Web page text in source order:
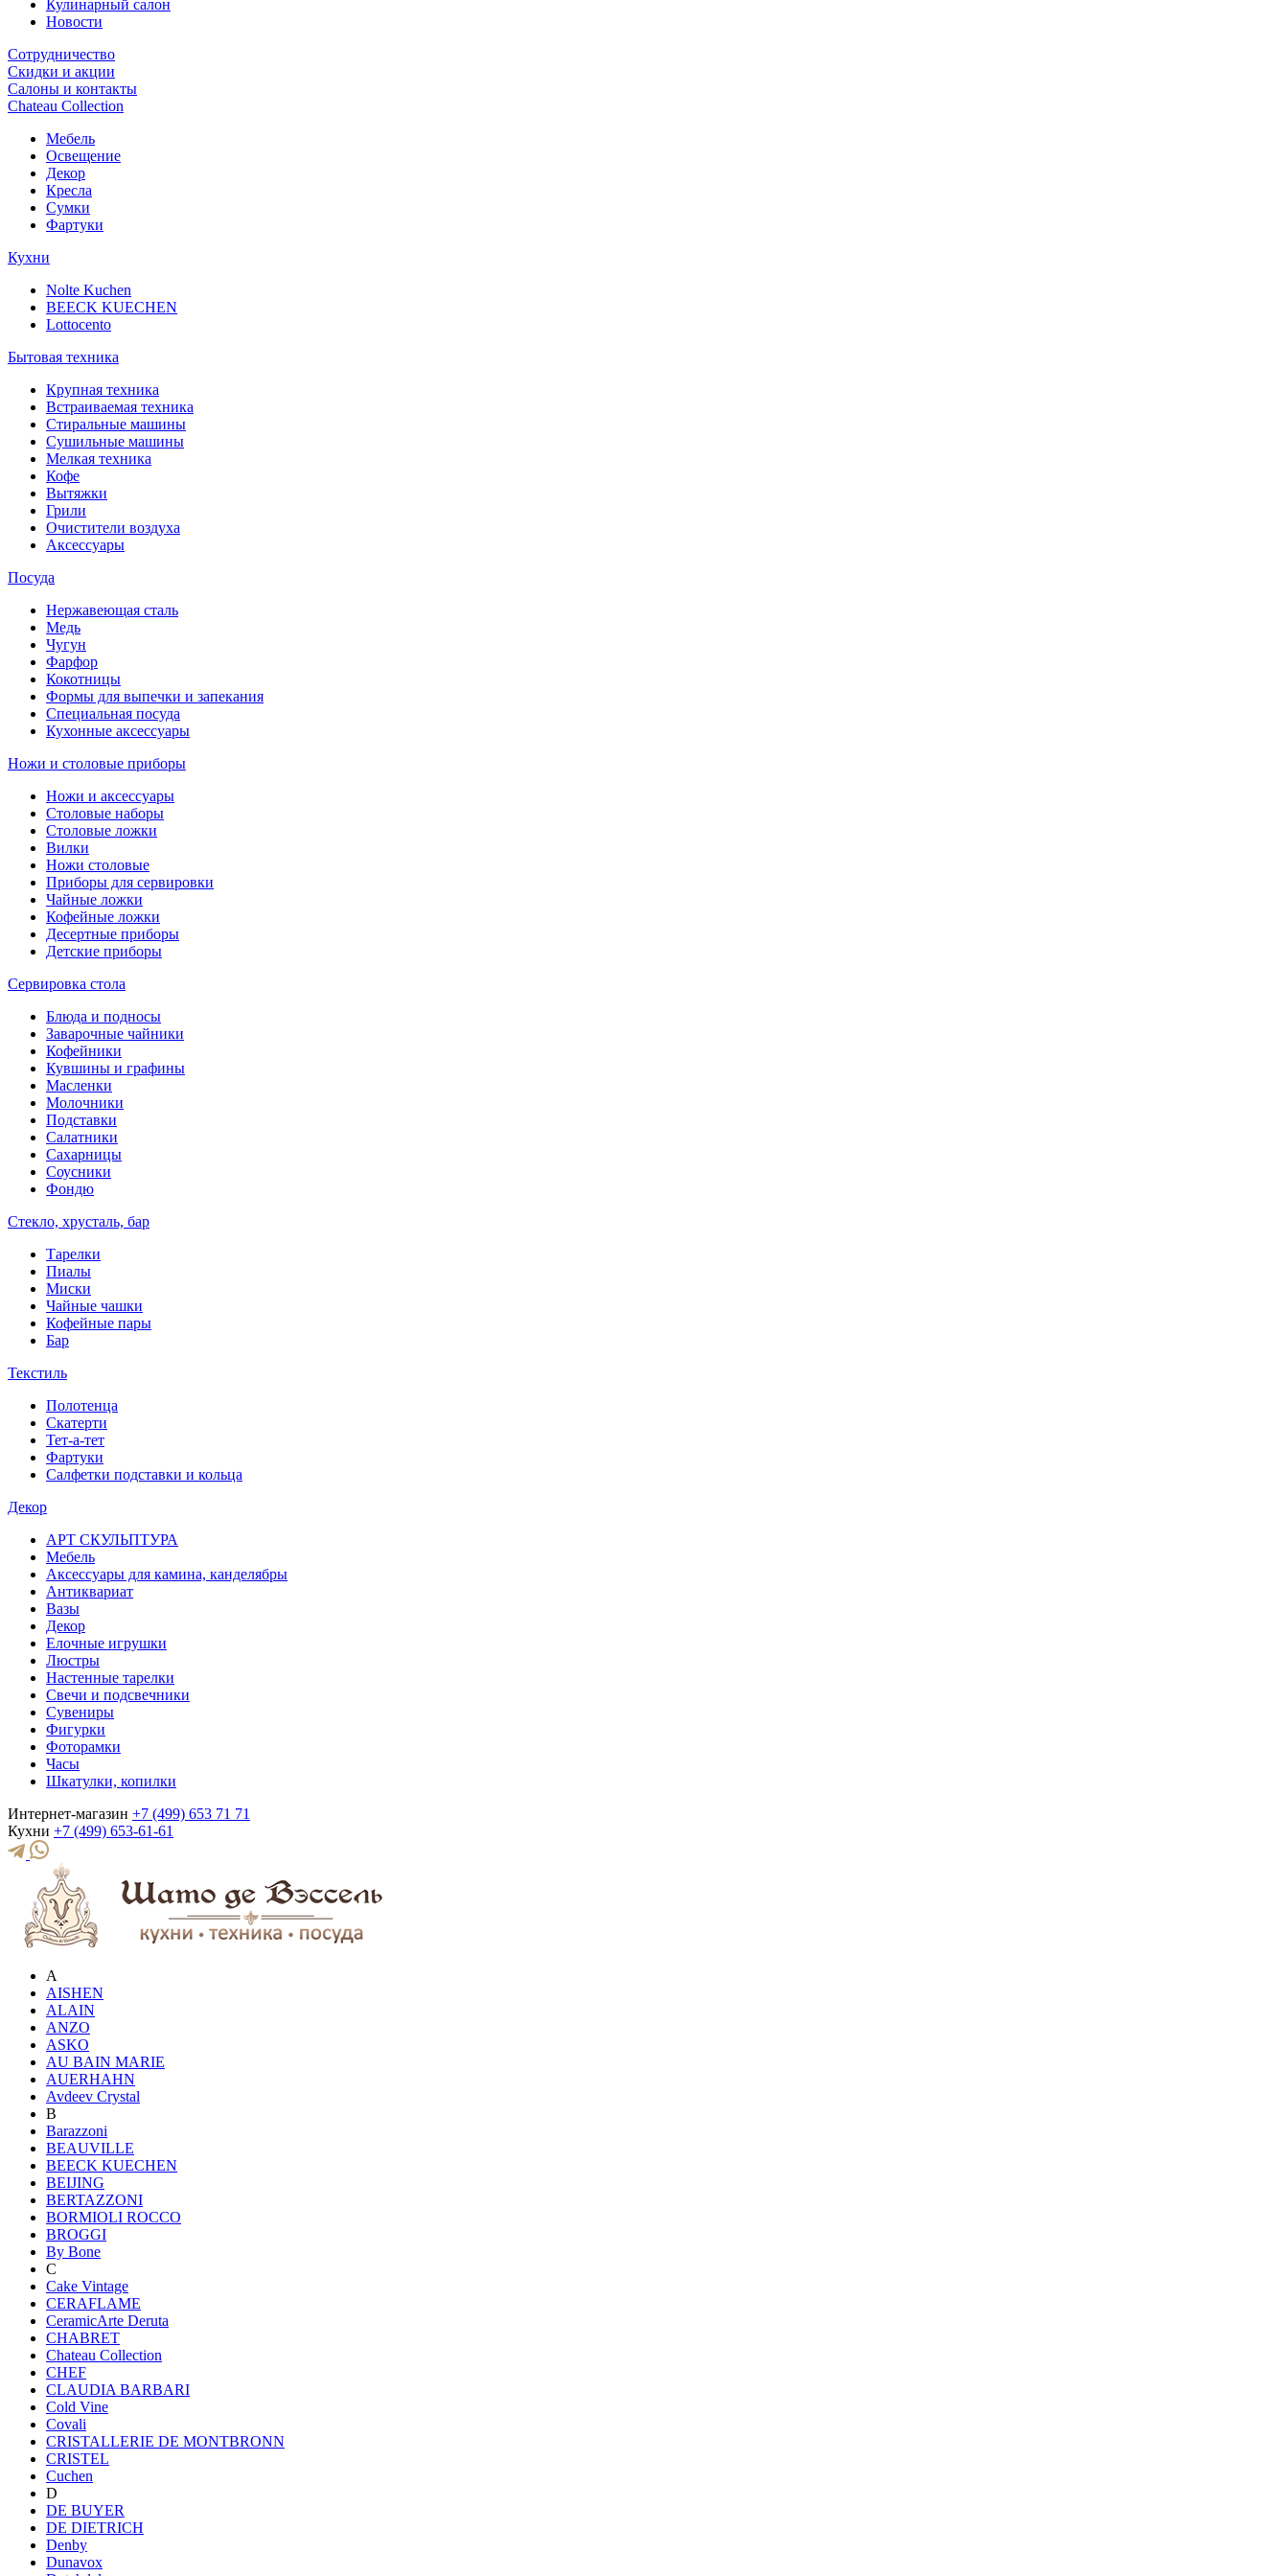
Кулинарный салон
Новости
Сотрудничество
Скидки и акции
Салоны и контакты
Chateau Collection
Мебель
Освещение
Декор
Кресла
Сумки
Фартуки
Кухни
Nolte Kuchen
BEECK KUECHEN
Lottocento
Бытовая техника
Крупная техника
Встраиваемая техника
Стиральные машины
Сушильные машины
Мелкая техника
Кофе
Вытяжки
Грили
Очистители воздуха
Аксессуары
Посуда
Нержавеющая сталь
Медь
Чугун
Фарфор
Кокотницы
Формы для выпечки и запекания
Специальная посуда
Кухонные аксессуары
Ножи и столовые приборы
Ножи и аксессуары
Столовые наборы
Столовые ложки
Вилки
Ножи столовые
Приборы для сервировки
Чайные ложки
Кофейные ложки
Десертные приборы
Детские приборы
Сервировка стола
Блюда и подносы
Заварочные чайники
Кофейники
Кувшины и графины
Масленки
Молочники
Подставки
Салатники
Сахарницы
Соусники
Фондю
Стекло, хрусталь, бар
Тарелки
Пиалы
Миски
Чайные чашки
Кофейные пары
Бар
Текстиль
Полотенца
Скатерти
Тет-а-тет
Фартуки
Салфетки подставки и кольца
Декор
АРТ СКУЛЬПТУРА
Мебель
Аксессуары для камина, канделябры
Антиквариат
Вазы
Декор
Елочные игрушки
Люстры
Настенные тарелки
Свечи и подсвечники
Сувениры
Фигурки
Фоторамки
Часы
Шкатулки, копилки
Интернет-магазин +7 (499) 653 71 71
Кухни +7 (499) 653-61-61
A
AISHEN
ALAIN
ANZO
ASKO
AU BAIN MARIE
AUERHAHN
Avdeev Crystal
B
Barazzoni
BEAUVILLE
BEECK KUECHEN
BEIJING
BERTAZZONI
BORMIOLI ROCCO
BROGGI
By Bone
C
Cake Vintage
CERAFLAME
CeramicArte Deruta
CHABRET
Chateau Collection
CHEF
CLAUDIA BARBARI
Cold Vine
Covali
CRISTALLERIE DE MONTBRONN
CRISTEL
Cuchen
D
DE BUYER
DE DIETRICH
Denby
Dunavox